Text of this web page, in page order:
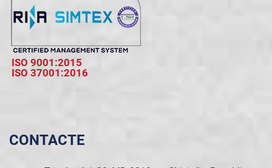
ISO 9001:2015
ISO 37001:2016
CONTACTE